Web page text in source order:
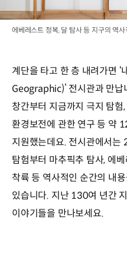
에베레스트 정복, 달 탐사 등 지구의 역
계단을 타고 한 층 내려가면
Geographic)’ 전시관과 만납
창간부터 지금까지 극지 탐험
환경보전에 관한 연구 등 약
지원했는데요. 전시관에서는
탐험부터 마추픽추 탐사, 에
착륙 등 역사적인 순간의 내
있습니다. 지난 130여 년간
이야기들을 만나보세요.